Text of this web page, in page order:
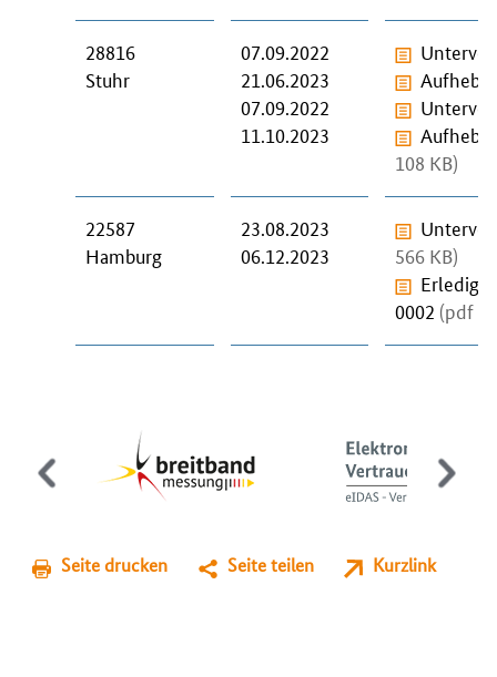
28816
Stuhr
07.09.2022
21.06.2023
07.09.2022
11.10.2023
108 KB)
22587
Hamburg
23.08.2023
06.12.2023
566 KB)
0002 (pdf /
Seite drucken Seite teilen Kurzlink